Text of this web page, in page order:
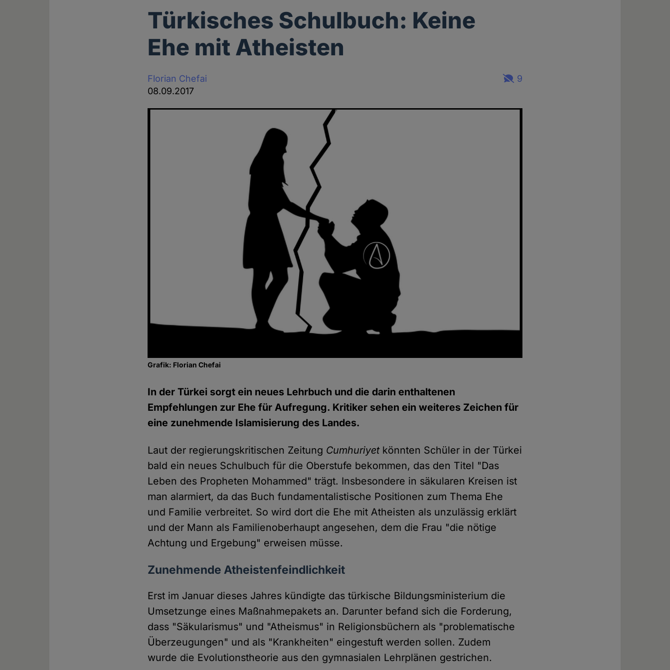
Türkisches Schulbuch: Keine
Ehe mit Atheisten
Florian Chefai
08.09.2017
9
Grafik: Florian Chefai
In der Türkei sorgt ein neues Lehrbuch und die darin enthaltenen
Empfehlungen zur Ehe für Aufregung. Kritiker sehen ein weiteres Zeichen für
eine zunehmende Islamisierung des Landes.
Laut der regierungskritischen Zeitung Cumhuriyetkönnten Schüler in der Türkei
bald ein neues Schulbuch für die Oberstufe bekommen, das den Titel "Das
Leben des Propheten Mohammed" trägt. Insbesondere in säkularen Kreisen ist
man alarmiert, da das Buch fundamentalistische Positionen zum Thema Ehe
und Familie verbreitet. So wird dort die Ehe mit Atheisten als unzulässig erklärt
und der Mann als Familienoberhaupt angesehen, dem die Frau "die nötige
Achtung und Ergebung" erweisen müsse.
Zunehmende Atheistenfeindlichkeit
Erst im Januar dieses Jahres kündigte das türkische Bildungsministerium die
Umsetzunge eines Maßnahmepakets an. Darunter befand sich die Forderung,
dass "Säkularismus" und "Atheismus" in Religionsbüchern als "problematische
Überzeugungen" und als "Krankheiten" eingestuft werden sollen. Zudem
wurde die Evolutionstheorie aus den gymnasialen Lehrplänen gestrichen.